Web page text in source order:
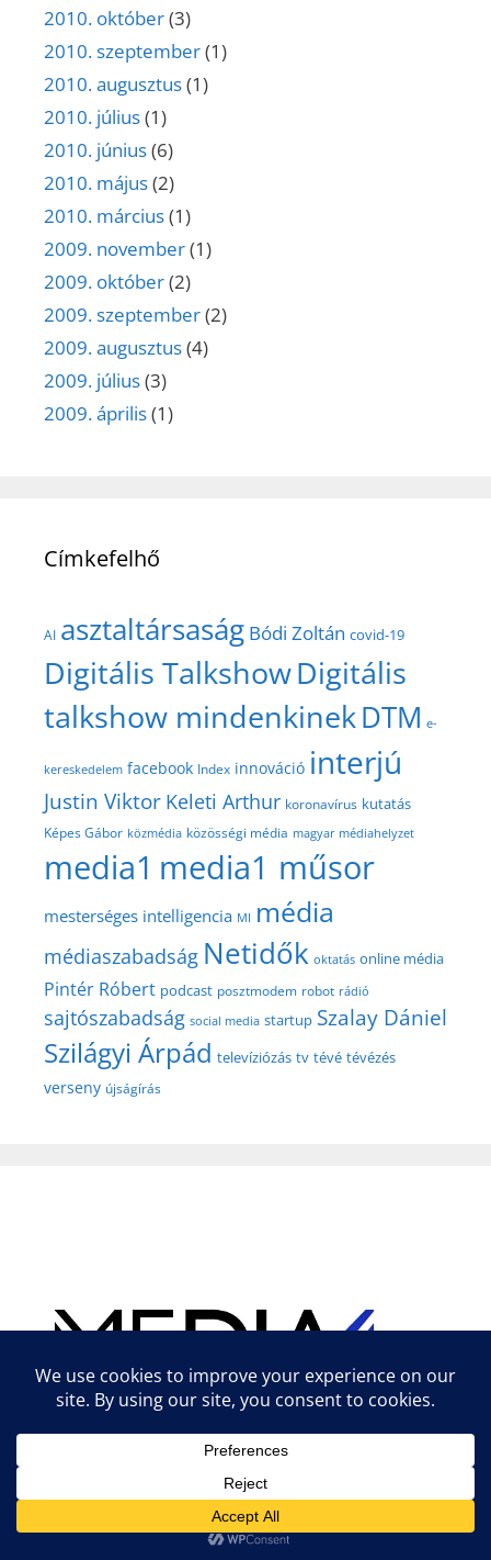
2010. október(3)
2010. szeptember(1)
2010. augusztus(1)
2010. július(1)
2010. június(6)
2010. május(2)
2010. március(1)
2009. november(1)
2009. október(2)
2009. szeptember(2)
2009. augusztus(4)
2009. július(3)
2009. április(1)
Címkefelhő
AI asztaltársaság Bódi Zoltán covid-19
Digitális TalkshowDigitális
talkshow mindenkinekDTM e-
kereskedelem facebook Index innováció interjú
Justin Viktor Keleti Arthur koronavírus kutatás
Képes Gábor közmédia közösségi média magyar médiahelyzet
media1 media1 műsor
mesterséges intelligencia MI média
médiaszabadság Netidők oktatás online média
Pintér Róbert podcast posztmodem robot rádió
sajtószabadság social media startup Szalay Dániel
Szilágyi Árpád televíziózás tv tévé tévézés
verseny újságírás
Hirdetés